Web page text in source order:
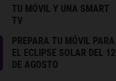
TU MÓVIL Y UNA SMART
TV
PREPARA TU MÓVIL PARA
EL ECLIPSE SOLAR DEL 12
DE AGOSTO